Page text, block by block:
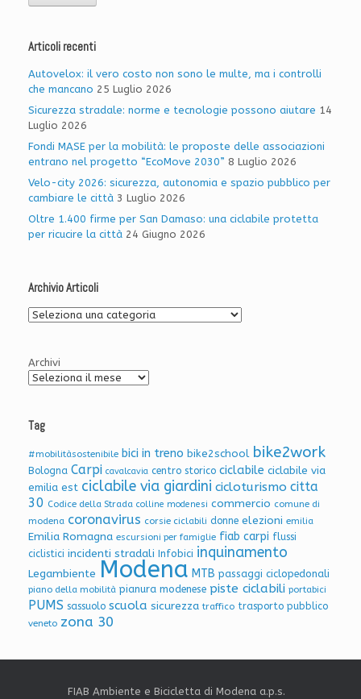
Articoli recenti
Autovelox: il vero costo non sono le multe, ma i controlli
che mancano 25 Luglio 2026
Sicurezza stradale: norme e tecnologie possono aiutare 14
Luglio 2026
Fondi MASE per la mobilità: le proposte delle associazioni
entrano nel progetto “EcoMove 2030” 8 Luglio 2026
Velo-city 2026: sicurezza, autonomia e spazio pubblico per
cambiare le città 3 Luglio 2026
Oltre 1.400 firme per San Damaso: una ciclabile protetta
per ricucire la città 24 Giugno 2026
Archivio Articoli
Archivio
Archivi
Tag
#mobilitàsostenibile bici in treno bike2school bike2work
Bologna Carpi cavalcavia centro storico ciclabile ciclabile via
emilia est ciclabile via giardini cicloturismo citta
30 Codice della Strada colline modenesi commercio comune di
modena coronavirus corsie ciclabili donne elezioni emilia
Emilia Romagna escursioni per famiglie fiab carpi flussi
ciclistici incidenti stradali Infobici inquinamento
Legambiente Modena MTB passaggi ciclopedonali
piano della mobilità pianura modenese piste ciclabili portabici
PUMS sassuolo scuola sicurezza traffico trasporto pubblico
veneto zona 30
FIAB Ambiente e Bicicletta di Modena a.p.s.